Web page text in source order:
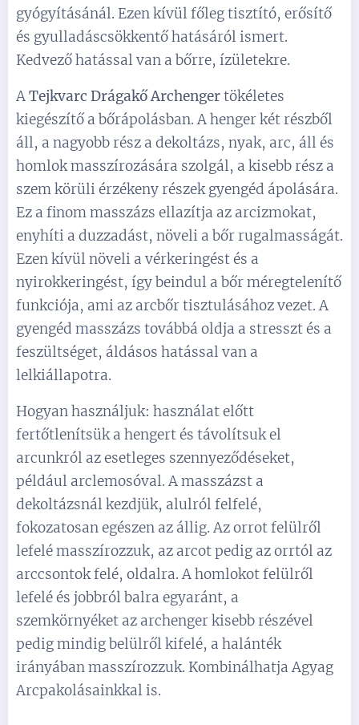
gyógyításánál. Ezen kívül főleg tisztító, erősítő
és gyulladáscsökkentő hatásáról ismert.
Kedvező hatással van a bőrre, ízületekre.
ATejkvarc Drágakő Archengertökéletes
kiegészítő a bőrápolásban. A henger két részből
áll, a nagyobb rész a dekoltázs, nyak, arc, áll és
homlok masszírozására szolgál, a kisebb rész a
szem körüli érzékeny részek gyengéd ápolására.
Ez a finom masszázs ellazítja az arcizmokat,
enyhíti a duzzadást, növeli a bőr rugalmasságát.
Ezen kívül növeli a vérkeringést és a
nyirokkeringést, így beindul a bőr méregtelenítő
funkciója, ami az arcbőr tisztulásához vezet. A
gyengéd masszázs továbbá oldja a stresszt és a
feszültséget, áldásos hatással van a
lelkiállapotra.
Hogyan használjuk: használat előtt
fertőtlenítsük a hengert és távolítsuk el
arcunkról az esetleges szennyeződéseket,
például arclemosóval. A masszázst a
dekoltázsnál kezdjük, alulról felfelé,
fokozatosan egészen az állig. Az orrot felülről
lefelé masszírozzuk, az arcot pedig az orrtól az
arccsontok felé, oldalra. A homlokot felülről
lefelé és jobbról balra egyaránt, a
szemkörnyéket az archenger kisebb részével
pedig mindig belülről kifelé, a halánték
irányában masszírozzuk. Kombinálhatja Agyag
Arcpakolásainkkal is.